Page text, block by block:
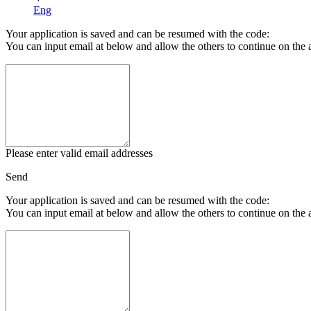
Eng
Your application is saved and can be resumed with the code:
You can input email at below and allow the others to continue on the
Please enter valid email addresses
Send
Your application is saved and can be resumed with the code:
You can input email at below and allow the others to continue on the